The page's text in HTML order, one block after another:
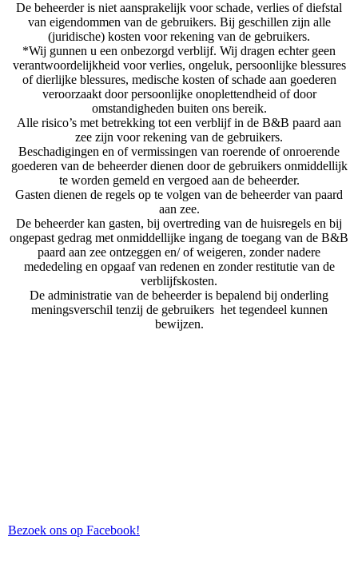
De beheerder is niet aansprakelijk voor schade, verlies of diefstal
van eigendommen van de gebruikers. Bij geschillen zijn alle
(juridische) kosten voor rekening van de gebruikers.
*Wij gunnen u een onbezorgd verblijf. Wij dragen echter geen
verantwoordelijkheid voor verlies, ongeluk, persoonlijke blessures
of dierlijke blessures, medische kosten of schade aan goederen
veroorzaakt door persoonlijke onoplettendheid of door
omstandigheden buiten ons bereik.
Alle risico’s met betrekking tot een verblijf in de B&B paard aan
zee zijn voor rekening van de gebruikers.
Beschadigingen en of vermissingen van roerende of onroerende
goederen van de beheerder dienen door de gebruikers onmiddellijk
te worden gemeld en vergoed aan de beheerder.
Gasten dienen de regels op te volgen van de beheerder van paard
aan zee.
De beheerder kan gasten, bij overtreding van de huisregels en bij
ongepast gedrag met onmiddellijke ingang de toegang van de B&B
paard aan zee ontzeggen en/ of weigeren, zonder nadere
mededeling en opgaaf van redenen en zonder restitutie van de
verblijfskosten.
De administratie van de beheerder is bepalend bij onderling
meningsverschil tenzij de gebruikers het tegendeel kunnen
bewijzen.
Bezoek ons op Facebook!